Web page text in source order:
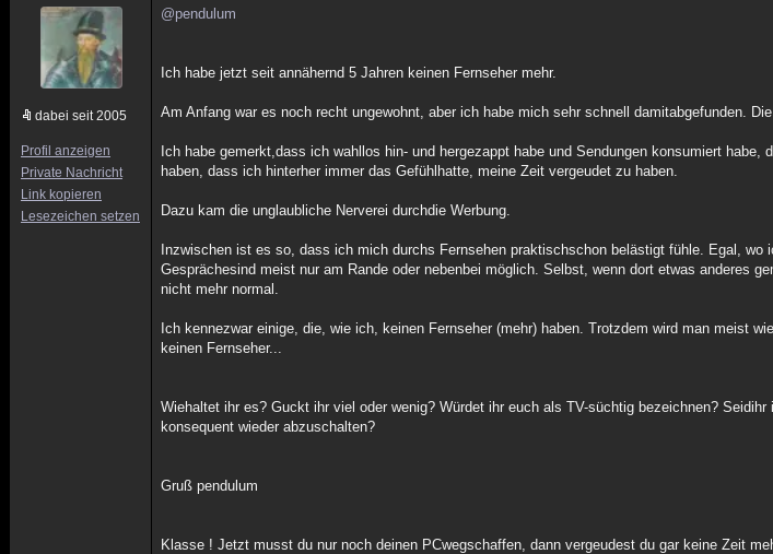
dabei seit 2005
Profil anzeigen
Private Nachricht
Link kopieren
Lesezeichen setzen
@pendulum
Ich habe jetzt seit annähernd 5 Jahren keinen Fernseher mehr.
Am Anfang war es noch recht ungewohnt, aber ich habe mich sehr schnell damitabgefunden.
Ich habe gemerkt,dass ich wahllos hin- und hergezappt habe und Sendungen konsumiert
haben, dass ich hinterher immer das Gefühlhatte, meine Zeit vergeudet zu haben.
Dazu kam die unglaubliche Nerverei durchdie Werbung.
Inzwischen ist es so, dass ich mich durchs Fernsehen praktischschon belästigt fühle. Egal,
Gesprächesind meist nur am Rande oder nebenbei möglich. Selbst, wenn dort etwas anderes
nicht mehr normal.
Ich kennezwar einige, die, wie ich, keinen Fernseher (mehr) haben. Trotzdem wird man meist
keinen Fernseher...
Wiehaltet ihr es? Guckt ihr viel oder wenig? Würdet ihr euch als TV-süchtig bezeichnen?
konsequent wieder abzuschalten?
Gruß pendulum
Klasse ! Jetzt musst du nur noch deinen PCwegschaffen, dann vergeudest du gar keine Zeit